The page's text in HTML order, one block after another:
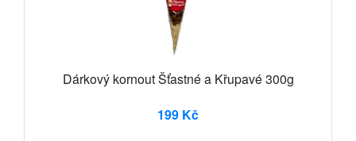
Dárkový kornout Šťastné a Křupavé 300g
199 Kč